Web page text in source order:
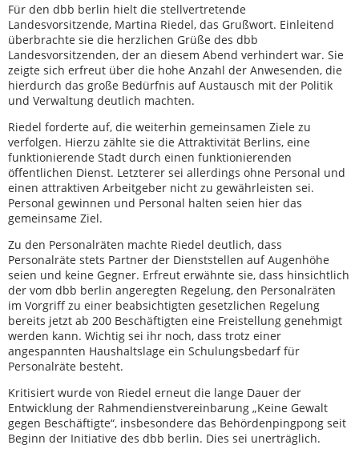
Für den dbb berlin hielt die stellvertretende
Landesvorsitzende, Martina Riedel, das Grußwort. Einleitend
überbrachte sie die herzlichen Grüße des dbb
Landesvorsitzenden, der an diesem Abend verhindert war. Sie
zeigte sich erfreut über die hohe Anzahl der Anwesenden, die
hierdurch das große Bedürfnis auf Austausch mit der Politik
und Verwaltung deutlich machten.
Riedel forderte auf, die weiterhin gemeinsamen Ziele zu
verfolgen. Hierzu zählte sie die Attraktivität Berlins, eine
funktionierende Stadt durch einen funktionierenden
öffentlichen Dienst. Letzterer sei allerdings ohne Personal und
einen attraktiven Arbeitgeber nicht zu gewährleisten sei.
Personal gewinnen und Personal halten seien hier das
gemeinsame Ziel.
Zu den Personalräten machte Riedel deutlich, dass
Personalräte stets Partner der Dienststellen auf Augenhöhe
seien und keine Gegner. Erfreut erwähnte sie, dass hinsichtlich
der vom dbb berlin angeregten Regelung, den Personalräten
im Vorgriff zu einer beabsichtigten gesetzlichen Regelung
bereits jetzt ab 200 Beschäftigten eine Freistellung genehmigt
werden kann. Wichtig sei ihr noch, dass trotz einer
angespannten Haushaltslage ein Schulungsbedarf für
Personalräte besteht.
Kritisiert wurde von Riedel erneut die lange Dauer der
Entwicklung der Rahmendienstvereinbarung „Keine Gewalt
gegen Beschäftigte“, insbesondere das Behördenpingpong seit
Beginn der Initiative des dbb berlin. Dies sei unerträglich.